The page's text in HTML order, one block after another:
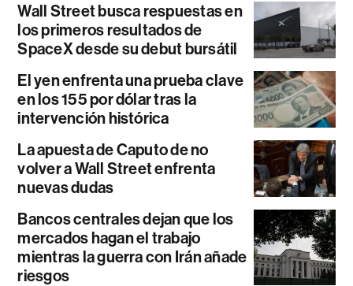
Wall Street busca respuestas en
los primeros resultados de
SpaceX desde su debut bursátil
El yen enfrenta una prueba clave
en los 155 por dólar tras la
intervención histórica
La apuesta de Caputo de no
volver a Wall Street enfrenta
nuevas dudas
Bancos centrales dejan que los
mercados hagan el trabajo
mientras la guerra con Irán añade
riesgos